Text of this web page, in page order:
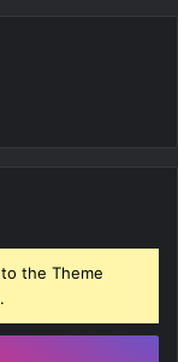
the Theme